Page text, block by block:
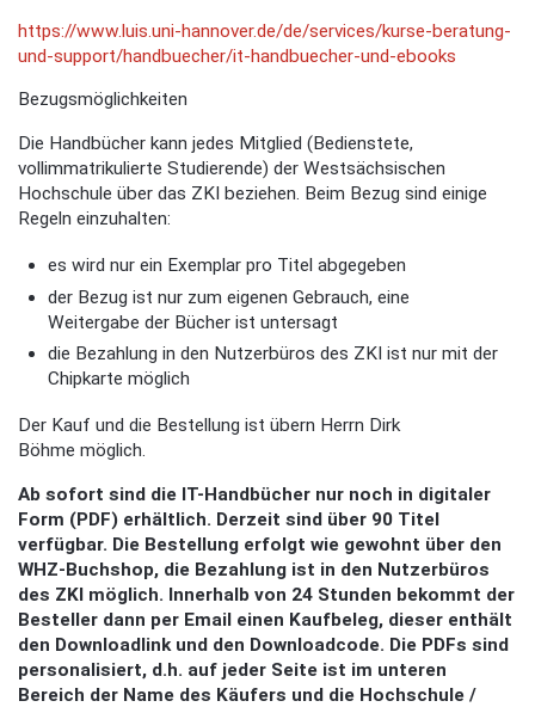
https://www.luis.uni-hannover.de/de/services/kurse-beratung-
und-support/handbuecher/it-handbuecher-und-ebooks
Bezugsmöglichkeiten
Die Handbücher kann jedes Mitglied (Bedienstete,
vollimmatrikulierte Studierende) der Westsächsischen
Hochschule über das ZKI beziehen. Beim Bezug sind einige
Regeln einzuhalten:
es wird nur ein Exemplar pro Titel abgegeben
der Bezug ist nur zum eigenen Gebrauch, eine
Weitergabe der Bücher ist untersagt
die Bezahlung in den Nutzerbüros des ZKI ist nur mit der
Chipkarte möglich
Der Kauf und die Bestellung ist übern Herrn Dirk
Böhme möglich.
Ab sofort sind die IT-Handbücher nur noch in digitaler
Form (PDF) erhältlich. Derzeit sind über 90 Titel
verfügbar. Die Bestellung erfolgt wie gewohnt über den
WHZ-Buchshop, die Bezahlung ist in den Nutzerbüros
des ZKI möglich. Innerhalb von 24 Stunden bekommt der
Besteller dann per Email einen Kaufbeleg, dieser enthält
den Downloadlink und den Downloadcode. Die PDFs sind
personalisiert, d.h. auf jeder Seite ist im unteren
Bereich der Name des Käufers und die Hochschule /